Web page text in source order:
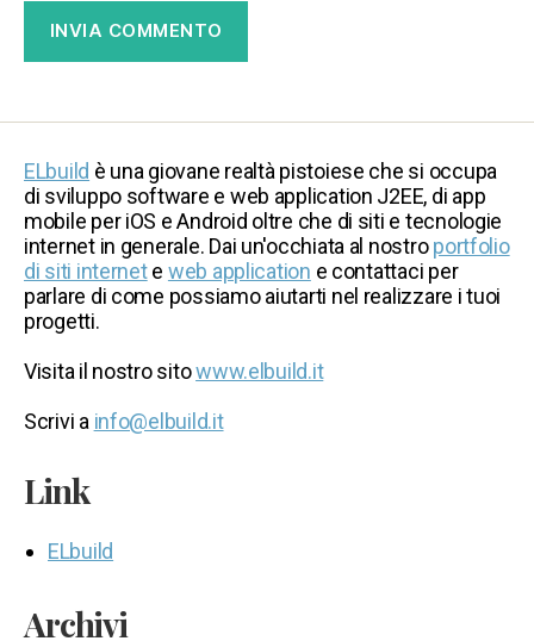
ELbuild è una giovane realtà pistoiese che si occupa
di sviluppo software e web application J2EE, di app
mobile per iOS e Android oltre che di siti e tecnologie
internet in generale. Dai un'occhiata al nostroportfolio
di siti internete web application e contattaci per
parlare di come possiamo aiutarti nel realizzare i tuoi
progetti.
Visita il nostro sitowww.elbuild.it
Scrivi a info@elbuild.it
Link
ELbuild
Archivi